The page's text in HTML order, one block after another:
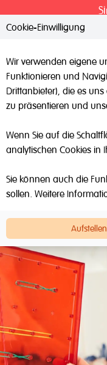
HenBea
Marken
Cookie-Einwilligung
Wir verwenden eigene
Funktionieren und
Drittanbieter), die es
zu präsentieren und
Wenn Sie auf die
analytischen Cookies in
Sie können auch die
sollen. Weitere
Aufstellen